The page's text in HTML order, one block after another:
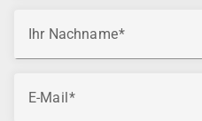
Ihr Nachname
E-Mail